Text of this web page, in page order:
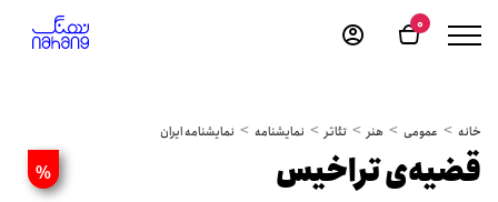
0
خانه عمومی هنر تئاتر نمایشنامه نمایشنامه ایران
% قضیه‌ی تراخیس